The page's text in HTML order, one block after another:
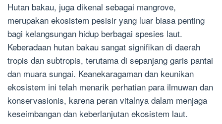
Hutan bakau, juga dikenal sebagai mangrove,
merupakan ekosistem pesisir yang luar biasa penting
bagi kelangsungan hidup berbagai spesies laut.
Keberadaan hutan bakau sangat signifikan di daerah
tropis dan subtropis, terutama di sepanjang garis pantai
dan muara sungai. Keanekaragaman dan keunikan
ekosistem ini telah menarik perhatian para ilmuwan dan
konservasionis, karena peran vitalnya dalam menjaga
keseimbangan dan keberlanjutan ekosistem laut.